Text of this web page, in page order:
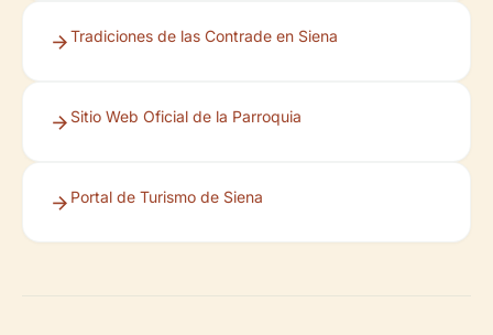
Tradiciones de las Contrade en Siena
Sitio Web Oficial de la Parroquia
Portal de Turismo de Siena